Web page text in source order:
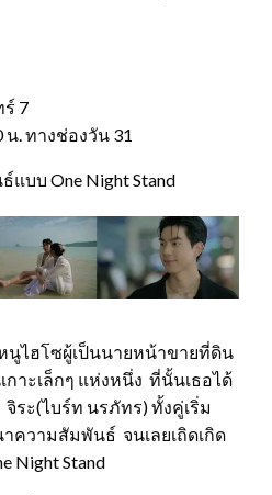
7
น. ทางช่องวัน 31
บบ One Night Stand
นูไฮโซผู้เป็นนายหน้าขายที่ดิน
กาะเล็กๆ แห่งหนึ่ง ที่นั้นเธอได้
ระ(ไบร์ท นรภัทร) ทั้งคู่เริ่ม
วามสัมพันธ์ จนเลยเถิดเกิด
Night Stand